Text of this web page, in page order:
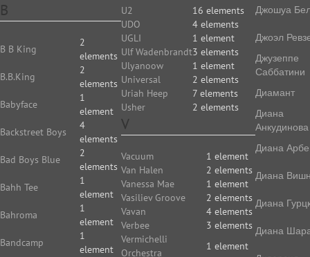
B
B B King
2
elements
B.B.King
2
elements
Babyface
1
element
Backstreet Boys
4
elements
Bad Boys Blue
2
elements
Bahh Tee
1
element
Bahroma
1
element
Bandcamp
1
element
U2
16 elements
UDO
4 elements
UGLI
1 element
Ulf Wadenbrandt3 elements
Ulyanoow
1 element
Universal
2 elements
Uriah Heep
7 elements
Usher
2 elements
V
Vacuum
1 element
Van Halen
2 elements
Vanessa Mae
1 element
Vasiliev Groove
2 elements
Vavan
4 elements
Verbee
3 elements
Vermichelli
Orchestra
1 element
Джошуа
Джоэл
Джузеппе
Саббатини
Диамант
Диана
Анкудинова
Диана
Диана
Диана
Диана